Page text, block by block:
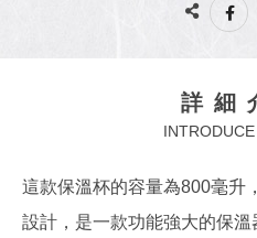
詳細
INTRODUCE
這款保溫杯的容量為800毫升
設計，是一款功能強大的保